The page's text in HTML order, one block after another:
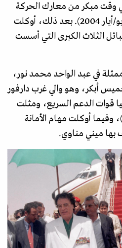
وقت مبكر من معارك الحركة
مع الجيش السوداني في مايو/أيار 2004). بعد ذلك، أوكلت
الثلاث الكبرى التي أسست
في عبد الواحد محمد نور،
أبكر، وهو والي غرب دارفور
قوات الدعم السريع، ومثلت
وفيما أوكلت مهام الأمانة
بها ميني مناوي.